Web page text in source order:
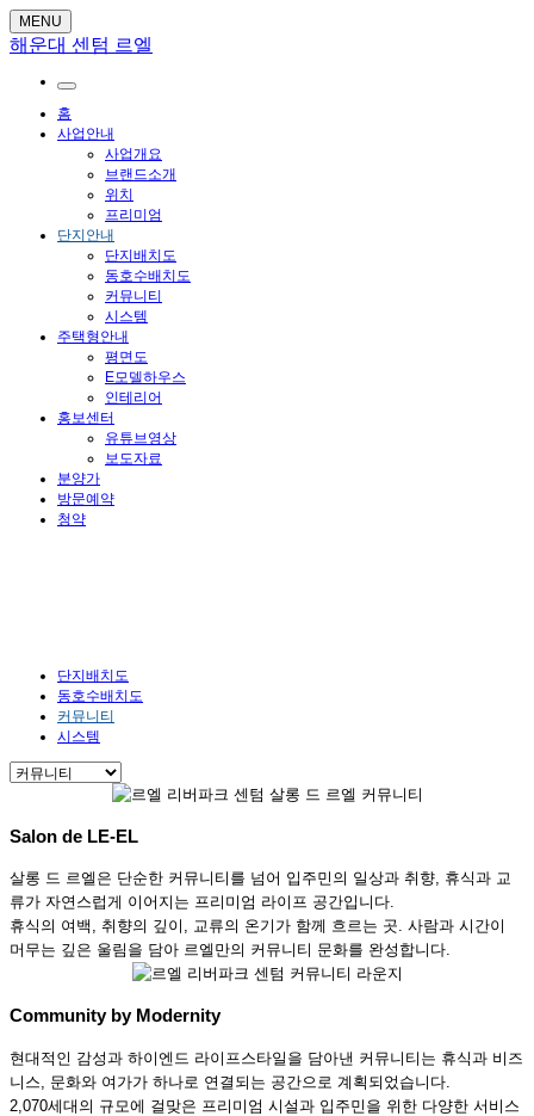
MENU
해운대 센텀 르엘
홈
사업안내
사업개요
브랜드소개
위치
프리미엄
단지안내
단지배치도
동호수배치도
커뮤니티
시스템
주택형안내
평면도
E모델하우스
인테리어
홍보센터
유튜브영상
보도자료
분양가
방문예약
청약
단지배치도
동호수배치도
커뮤니티
시스템
Salon de LE-EL
살롱 드 르엘은 단순한 커뮤니티를 넘어 입주민의 일상과 취향, 휴식과 교
류가 자연스럽게 이어지는 프리미엄 라이프 공간입니다.
휴식의 여백, 취향의 깊이, 교류의 온기가 함께 흐르는 곳. 사람과 시간이
머무는 깊은 울림을 담아 르엘만의 커뮤니티 문화를 완성합니다.
Community by Modernity
현대적인 감성과 하이엔드 라이프스타일을 담아낸 커뮤니티는 휴식과 비즈
니스, 문화와 여가가 하나로 연결되는 공간으로 계획되었습니다.
2,070세대의 규모에 걸맞은 프리미엄 시설과 입주민을 위한 다양한 서비스